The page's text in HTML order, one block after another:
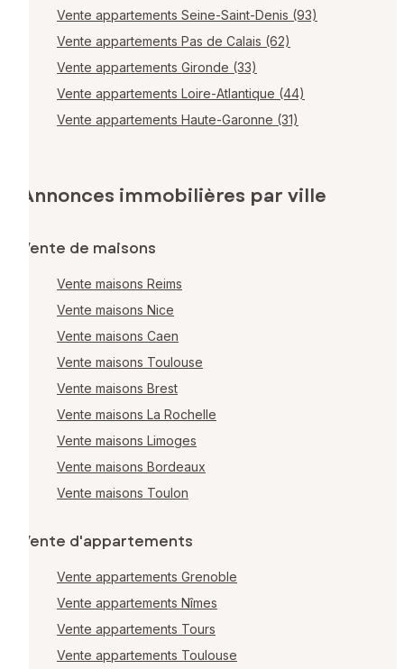
Vente appartements Seine-Saint-Denis (93)
Vente appartements Pas de Calais (62)
Vente appartements Gironde (33)
Vente appartements Loire-Atlantique (44)
Vente appartements Haute-Garonne (31)
Annonces immobilières par ville
Vente de maisons
Vente maisons Reims
Vente maisons Nice
Vente maisons Caen
Vente maisons Toulouse
Vente maisons Brest
Vente maisons La Rochelle
Vente maisons Limoges
Vente maisons Bordeaux
Vente maisons Toulon
Vente d'appartements
Vente appartements Grenoble
Vente appartements Nîmes
Vente appartements Tours
Vente appartements Toulouse